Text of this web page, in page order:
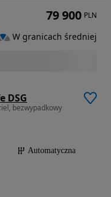
DSG
bezwypadkowy
Automatyczna
79 900 PLN
W granicach średniej